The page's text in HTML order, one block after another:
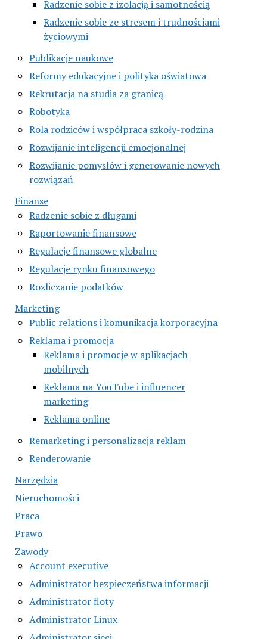
Radzenie sobie z izolacją i samotnością
Radzenie sobie ze stresem i trudnościami
życiowymi
Publikacje naukowe
Reformy edukacyjne i polityka oświatowa
Rekrutacja na studia za granicą
Robotyka
Rola rodziców i współpraca szkoły-rodzina
Rozwijanie inteligencji emocjonalnej
Rozwijanie pomysłów i generowanie nowych
rozwiązań
Finanse
Radzenie sobie z długami
Raportowanie finansowe
Regulacje finansowe globalne
Regulacje rynku finansowego
Rozliczanie podatków
Marketing
Public relations i komunikacja korporacyjna
Reklama i promocja
Reklama i promocje w aplikacjach
mobilnych
Reklama na YouTube i influencer
marketing
Reklama online
Remarketing i personalizacja reklam
Renderowanie
Narzędzia
Nieruchomości
Praca
Prawo
Zawody
Account executive
Administrator bezpieczeństwa informacji
Administrator floty
Administrator Linux